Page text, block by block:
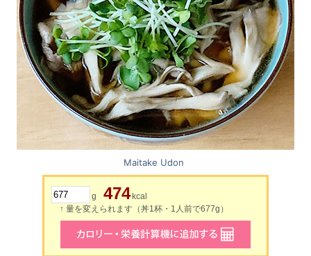
Maitake Udon
g 474 kcal
↑ 量を変えられます（丼1杯・1人前で677g）